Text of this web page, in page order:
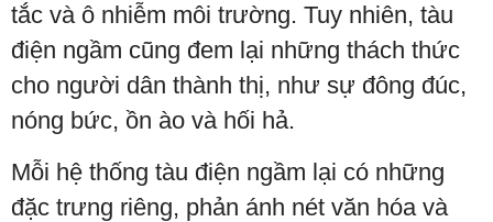
tắc và ô nhiễm môi trường. Tuy nhiên, tàu
điện ngầm cũng đem lại những thách thức
cho người dân thành thị, như sự đông đúc,
nóng bức, ồn ào và hối hả.
Mỗi hệ thống tàu điện ngầm lại có những
đặc trưng riêng, phản ánh nét văn hóa và